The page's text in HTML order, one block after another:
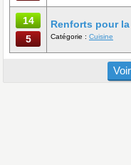
14
5
Renforts pour
Catégorie : Cuisine